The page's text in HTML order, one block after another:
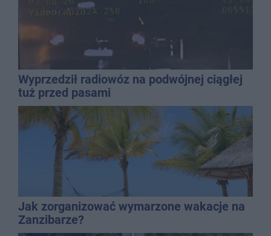
Wyprzedził radiowóz na podwójnej ciągłej
tuż przed pasami
Jak zorganizować wymarzone wakacje na
Zanzibarze?